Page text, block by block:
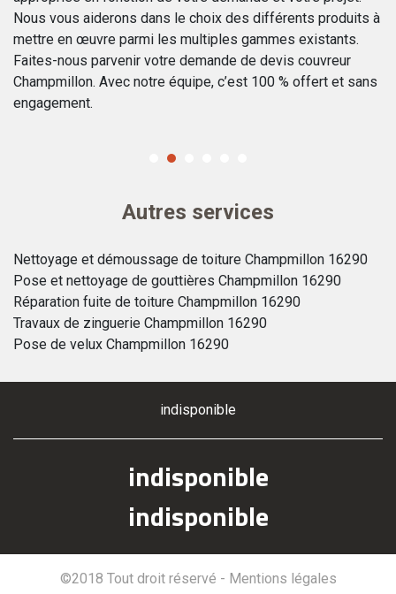
Nous vous aiderons dans le choix des différents produits à
mettre en œuvre parmi les multiples gammes existants.
Faites-nous parvenir votre demande de devis couvreur
Champmillon. Avec notre équipe, c’est 100 % offert et sans
engagement.
Autres services
Nettoyage et démoussage de toiture Champmillon 16290
Pose et nettoyage de gouttières Champmillon 16290
Réparation fuite de toiture Champmillon 16290
Travaux de zinguerie Champmillon 16290
Pose de velux Champmillon 16290
indisponible
indisponible
indisponible
©2018 Tout droit réservé - Mentions légales